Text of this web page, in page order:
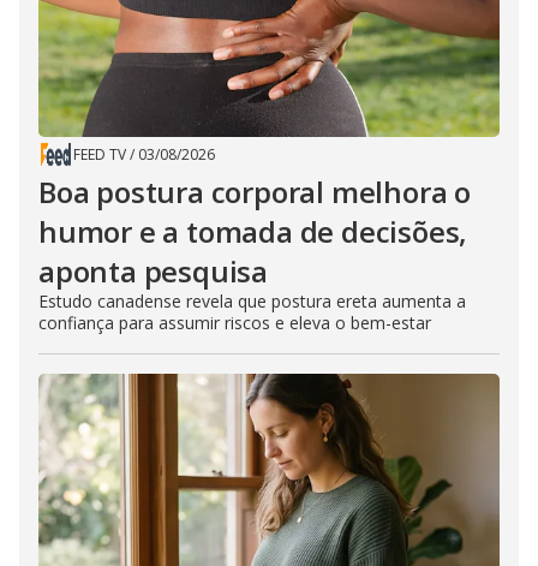
FEED TV/ 03/08/2026
Boa postura corporal melhora o
humor e a tomada de decisões,
aponta pesquisa
Estudo canadense revela que postura ereta aumenta a
confiança para assumir riscos e eleva o bem-estar